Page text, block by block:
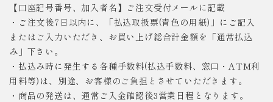
【口座記号番号、加入者名】ご注文受付メールに記載
・ご注文後7日以内に、「払込取扱票(青色の用紙)」にご記入
またはご入力いただき、お買い上げ総合計金額を「通常払込
み」下さい。
・払込み時に発生する各種手数料(払込手数料、窓口・ATM利
用料等)は、別途、お客様のご負担とさせていただきます。
・商品の発送は、通常ご入金確認後3営業日程となります。